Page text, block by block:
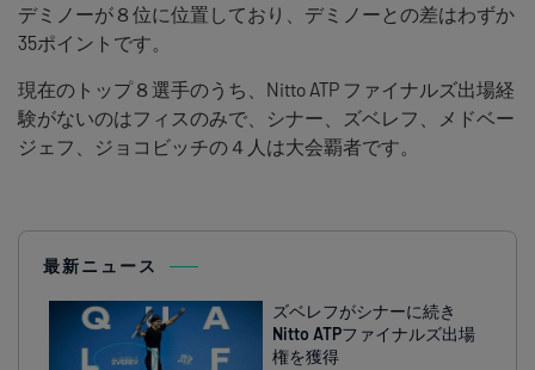
デミノーが８位に位置しており、デミノーとの差はわずか
35ポイントです。
現在のトップ８選手のうち、Nitto ATP ファイナルズ出場経
験がないのはフィスのみで、シナー、ズベレフ、メドベー
ジェフ、ジョコビッチの４人は大会覇者です。
最新ニュース
ズベレフがシナーに続き
Nitto ATPファイナルズ出場
権を獲得